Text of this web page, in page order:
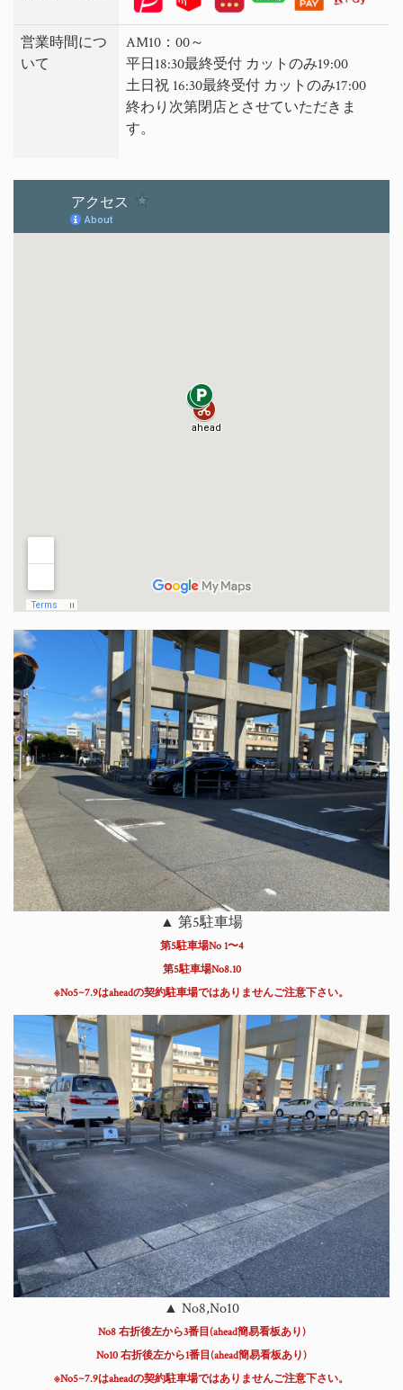
営業時間につ
いて
AM10：00～
平日18:30最終受付 カットのみ19:00
土日祝 16:30最終受付 カットのみ17:00
終わり次第閉店とさせていただきま
す。
▲ 第5駐車場
第5駐車場No 1〜4
第5駐車場No8.10
※No5~7.9はaheadの契約駐車場ではありませんご注意下さい。
▲ No8,No10
No8 右折後左から3番目(ahead簡易看板あり)
No10 右折後左から1番目(ahead簡易看板あり)
※No5~7.9はaheadの契約駐車場ではありませんご注意下さい。